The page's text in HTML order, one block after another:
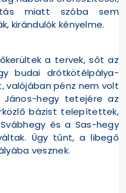
miatt szóba sem
kirándulók kényelme.
a tervek, sőt az
budai drótkötélpálya-
valójában pénz nem volt
János-hegy tetejére az
bázist telepítettek,
és a Sas-hegy
Úgy tűnt, a libegő
vesznek.